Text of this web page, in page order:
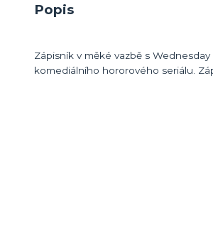
Popis
Zápisník v měké vazbě s
komediálního hororového seriálu.